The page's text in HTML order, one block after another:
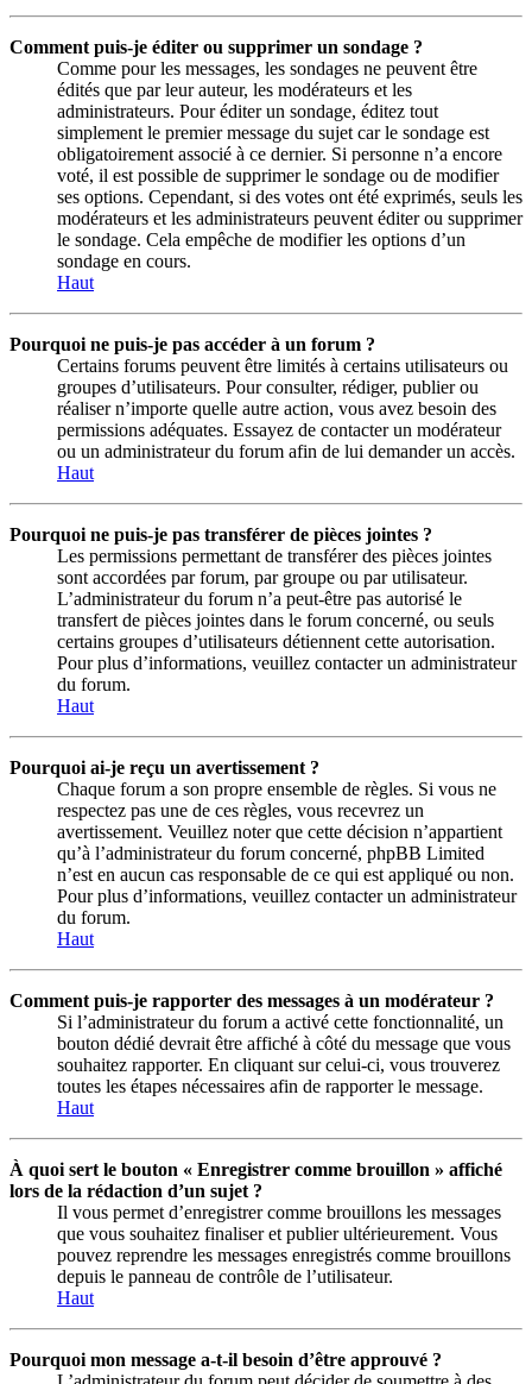
Comment puis-je éditer ou supprimer un sondage ?
Comme pour les messages, les sondages ne peuvent être
édités que par leur auteur, les modérateurs et les
administrateurs. Pour éditer un sondage, éditez tout
simplement le premier message du sujet car le sondage est
obligatoirement associé à ce dernier. Si personne n’a encore
voté, il est possible de supprimer le sondage ou de modifier
ses options. Cependant, si des votes ont été exprimés, seuls les
modérateurs et les administrateurs peuvent éditer ou supprimer
le sondage. Cela empêche de modifier les options d’un
sondage en cours.
Haut
Pourquoi ne puis-je pas accéder à un forum ?
Certains forums peuvent être limités à certains utilisateurs ou
groupes d’utilisateurs. Pour consulter, rédiger, publier ou
réaliser n’importe quelle autre action, vous avez besoin des
permissions adéquates. Essayez de contacter un modérateur
ou un administrateur du forum afin de lui demander un accès.
Haut
Pourquoi ne puis-je pas transférer de pièces jointes ?
Les permissions permettant de transférer des pièces jointes
sont accordées par forum, par groupe ou par utilisateur.
L’administrateur du forum n’a peut-être pas autorisé le
transfert de pièces jointes dans le forum concerné, ou seuls
certains groupes d’utilisateurs détiennent cette autorisation.
Pour plus d’informations, veuillez contacter un administrateur
du forum.
Haut
Pourquoi ai-je reçu un avertissement ?
Chaque forum a son propre ensemble de règles. Si vous ne
respectez pas une de ces règles, vous recevrez un
avertissement. Veuillez noter que cette décision n’appartient
qu’à l’administrateur du forum concerné, phpBB Limited
n’est en aucun cas responsable de ce qui est appliqué ou non.
Pour plus d’informations, veuillez contacter un administrateur
du forum.
Haut
Comment puis-je rapporter des messages à un modérateur ?
Si l’administrateur du forum a activé cette fonctionnalité, un
bouton dédié devrait être affiché à côté du message que vous
souhaitez rapporter. En cliquant sur celui-ci, vous trouverez
toutes les étapes nécessaires afin de rapporter le message.
Haut
À quoi sert le bouton « Enregistrer comme brouillon » affiché
lors de la rédaction d’un sujet ?
Il vous permet d’enregistrer comme brouillons les messages
que vous souhaitez finaliser et publier ultérieurement. Vous
pouvez reprendre les messages enregistrés comme brouillons
depuis le panneau de contrôle de l’utilisateur.
Haut
Pourquoi mon message a-t-il besoin d’être approuvé ?